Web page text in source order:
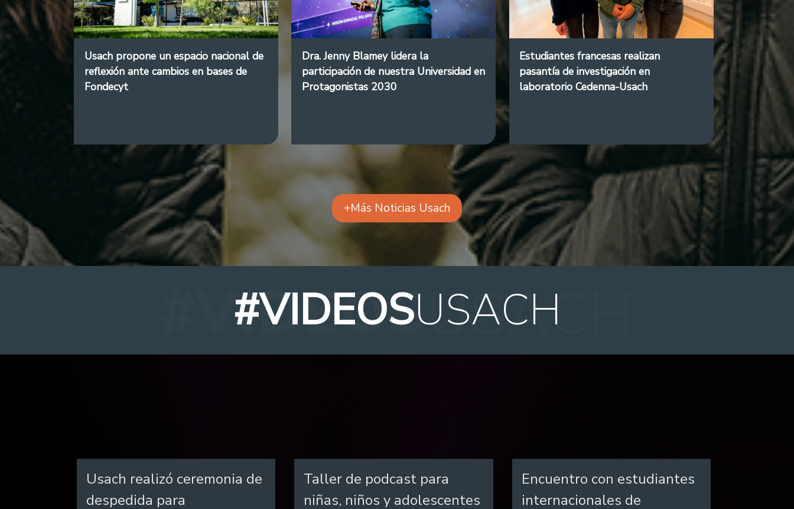
Usach propone un espacio nacional de
reflexión ante cambios en bases de
Fondecyt
Dra. Jenny Blamey lidera la
participación de nuestra Universidad en
Protagonistas 2030
Estudiantes francesas realizan
pasantía de investigación en
laboratorio Cedenna-Usach
+Más Noticias Usach
#VIDEOSUSACH
Usach realizó ceremonia de
despedida para
Taller de podcast para
niñas, niños y adolescentes
Encuentro con estudiantes
internacionales de